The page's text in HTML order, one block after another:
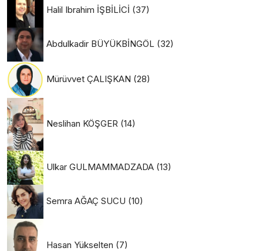
Halil Ibrahim İŞBİLİCİ (37)
Abdulkadir BÜYÜKBİNGÖL (32)
Mürüvvet ÇALIŞKAN (28)
Neslihan KÖŞGER (14)
Ulkar GULMAMMADZADA (13)
Semra AĞAÇ SUCU (10)
Hasan Yükselten (7)